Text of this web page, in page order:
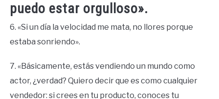
puedo estar orgulloso».
6. «Si un día la velocidad me mata, no llores porque
estaba sonriendo».
7. «Básicamente, estás vendiendo un mundo como
actor, ¿verdad? Quiero decir que es como cualquier
vendedor: si crees en tu producto, conoces tu